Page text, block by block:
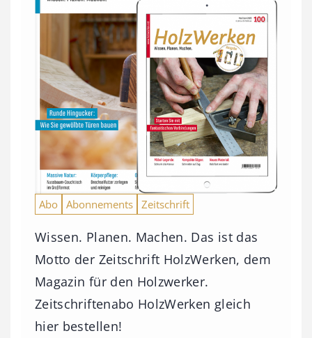
Abo Abonnements Zeitschrift
Wissen. Planen. Machen. Das ist das
Motto der Zeitschrift HolzWerken, dem
Magazin für den Holzwerker.
Zeitschriftenabo HolzWerken gleich
hier bestellen!